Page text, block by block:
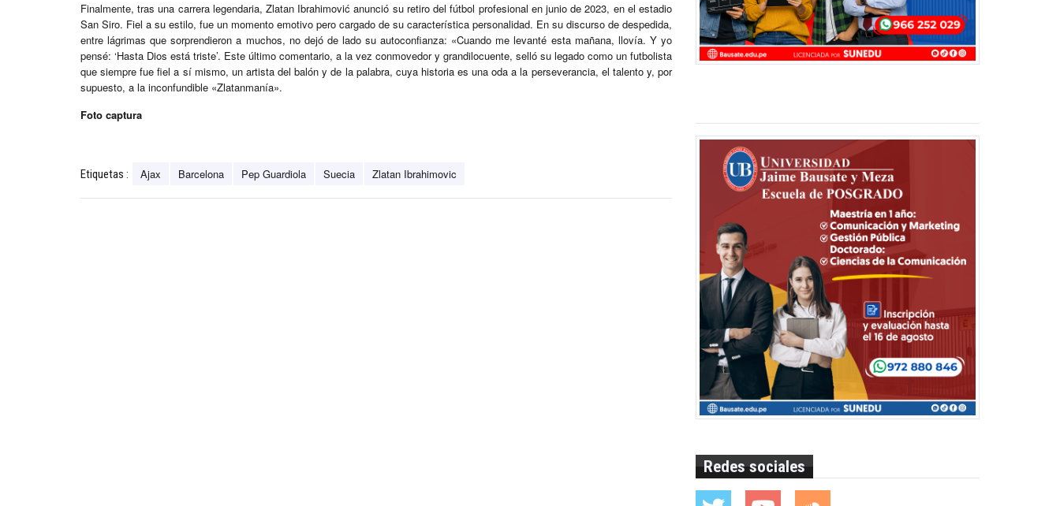
Finalmente, tras una carrera legendaria, Zlatan Ibrahimović anunció su retiro del fútbol profesional en junio de 2023, en el estadio
San Siro. Fiel a su estilo, fue un momento emotivo pero cargado de su característica personalidad. En su discurso de despedida,
entre lágrimas que sorprendieron a muchos, no dejó de lado su autoconfianza: «Cuando me levanté esta mañana, llovía. Y yo
pensé: ‘Hasta Dios está triste’. Este último comentario, a la vez conmovedor y grandilocuente, selló su legado como un futbolista
que siempre fue fiel a sí mismo, un artista del balón y de la palabra, cuya historia es una oda a la perseverancia, el talento y, por
supuesto, a la inconfundible «Zlatanmanía».
Foto captura
Etiquetas : Ajax Barcelona Pep Guardiola Suecia Zlatan Ibrahimovic
Redes sociales